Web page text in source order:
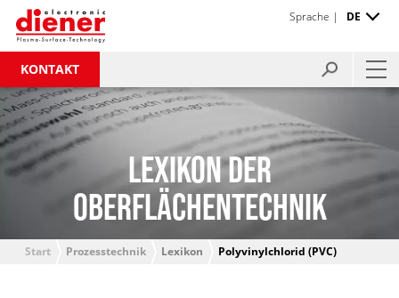
KONTAKT
Sprache | DE
LEXIKON DER
OBERFLÄCHENTECHNIK
Start Prozesstechnik Lexikon Polyvinylchlorid (PVC)